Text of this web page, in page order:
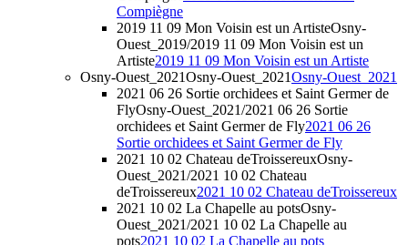
Compiègne
2019 11 09 Mon Voisin est un ArtisteOsny-
Ouest_2019/2019 11 09 Mon Voisin est un
Artiste2019 11 09 Mon Voisin est un Artiste
Osny-Ouest_2021Osny-Ouest_2021Osny-Ouest_2021
2021 06 26 Sortie orchidees et Saint Germer de
FlyOsny-Ouest_2021/2021 06 26 Sortie
orchidees et Saint Germer de Fly2021 06 26
Sortie orchidees et Saint Germer de Fly
2021 10 02 Chateau deTroissereuxOsny-
Ouest_2021/2021 10 02 Chateau
deTroissereux2021 10 02 Chateau deTroissereux
2021 10 02 La Chapelle au potsOsny-
Ouest_2021/2021 10 02 La Chapelle au
pots2021 10 02 La Chapelle au pots